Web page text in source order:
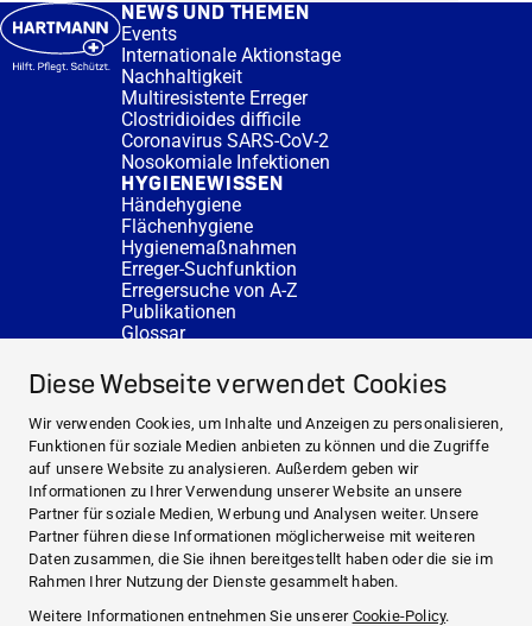
Diese Webseite verwendet Cookies
Wir verwenden Cookies, um Inhalte und Anzeigen zu personalisieren,
Funktionen für soziale Medien anbieten zu können und die Zugriffe
auf unsere Website zu analysieren. Außerdem geben wir
Informationen zu Ihrer Verwendung unserer Website an unsere
Partner für soziale Medien, Werbung und Analysen weiter. Unsere
Partner führen diese Informationen möglicherweise mit weiteren
Daten zusammen, die Sie ihnen bereitgestellt haben oder die sie im
Rahmen Ihrer Nutzung der Dienste gesammelt haben.
Weitere Informationen entnehmen Sie unserer Cookie-Policy.
NEWS UND THEMEN
Events
Internationale Aktionstage
Nachhaltigkeit
Multiresistente Erreger
Clostridioides difficile
Coronavirus SARS-CoV-2
Nosokomiale Infektionen
HYGIENEWISSEN
Händehygiene
Flächenhygiene
Hygienemaßnahmen
Erreger-Suchfunktion
Erregersuche von A-Z
Publikationen
Glossar
SERVICE
Fachberatung
DESINFACTS
Newsletter
Konzentrat-Rechner
Weiterführende Links
Über uns
Fachberatung
NEWS UND THEMEN
HYGIENEWISSEN
SERVICE